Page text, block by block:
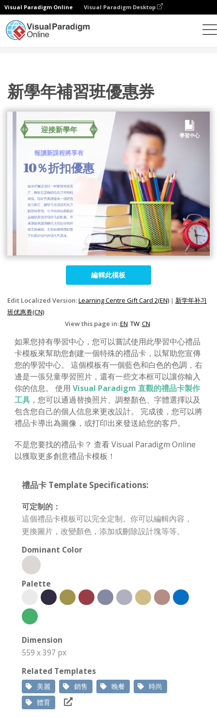
Visual Paradigm Online Visual Paradigm Desktop
新學年補習班優惠券
編輯此模板
Edit Localized Version:Learning Centre Gift Card 2(EN) | 新学年补习
班优惠券(CN)
View this page in:EN TW CN
如果您持有學習中心，您可以嘗試使用此學習中心禮品
卡模板來幫助您創建一個特殊的禮品卡，以幫助您宣傳
您的學習中心。 這個模板有一個藍色和白色的色調，右
邊是一張兒童學習照片，還有一些文本框可以讓你輸入
你的信息。 使用 Visual Paradigm 直觀的禮品卡製作
工具 ，您可以通過替換照片、調整顏色、字體選擇以及
包含您自己的個人信息來更改設計。 完成後，您可以將
禮品卡導出為圖像，或打印出來發送給您的客戶。
不是您要找的禮品卡？ 查看 Visual Paradigm Online
以獲取更多創意禮品卡模板！
禮品卡 Template Specifications:
可定制的：
這個禮品卡模板可以完全定制。你可以編輯內容，
更換圖片，改變顏色，添加或刪除設計塊等等。
Dominant Color
Palette
Dimension
559 x 397 px
Related Templates
美麗 銷售 晚餐
時尚
體育